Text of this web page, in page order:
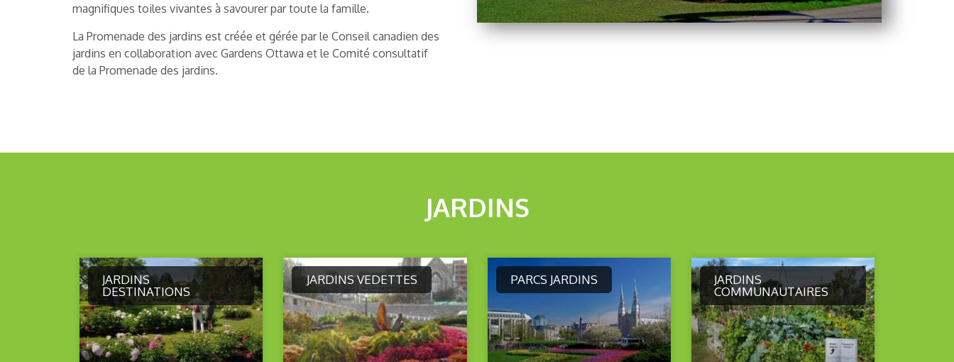
magnifiques toiles vivantes à savourer par toute la famille.
La Promenade des jardins est créée et gérée par le Conseil canadien des
jardins en collaboration avec Gardens Ottawa et le Comité consultatif
de la Promenade des jardins.
JARDINS
JARDINS
DESTINATIONS
JARDINS VEDETTES PARCS JARDINS
JARDINS
COMMUNAUTAIRES